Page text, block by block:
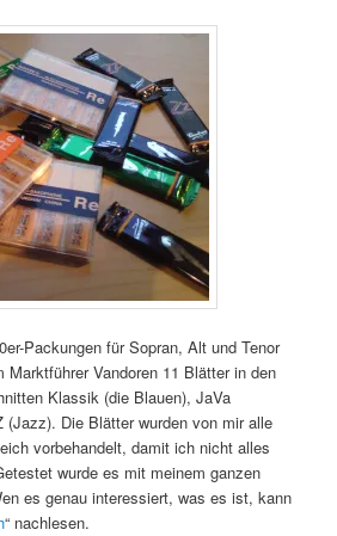
Packungen für Sopran, Alt und Tenor
Marktführer Vandoren 11 Blätter in den
Klassik (die Blauen), JaVa
(Jazz). Die Blätter wurden von mir alle
vorbehandelt, damit ich nicht alles
wurde es mit meinem ganzen
es genau interessiert, was es ist, kann
“ nachlesen.